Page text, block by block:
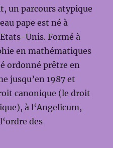
un parcours atypique
pape est né à
Unis. Formé à
en mathématiques
ordonné prêtre en
jusqu’en 1987 et
canonique (le droit
à l‘Angelicum,
des